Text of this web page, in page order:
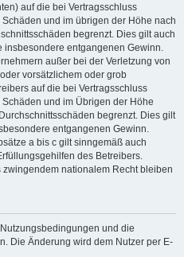
auf die bei Vertragsschluss
und im übrigen der Höhe nach
begrenzt. Dies gilt auch
entgangenen Gewinn.
außer bei der Verletzung von
vorsätzlichem oder grob
auf die bei Vertragsschluss
und im Übrigen der Höhe
begrenzt. Dies gilt
entgangenen Gewinn.
a bis c gilt sinngemäß auch
des Betreibers.
nationalem Recht bleiben
und die
Die Änderung wird dem Nutzer per E-